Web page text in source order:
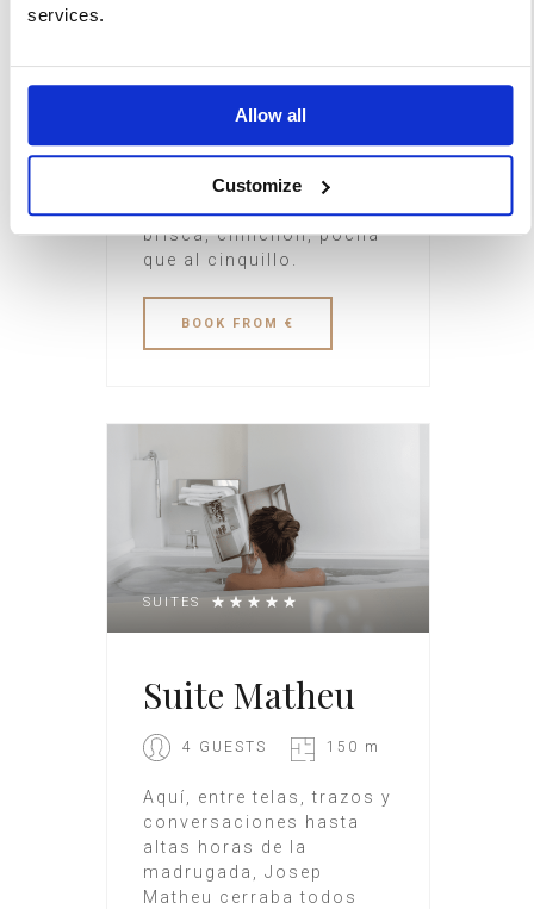
services.
Allow all
Customize
Antiguamente le llamaban
sala de cartas”. Un
espacio íntimo y familiar
donde daba igual jugar a
brisca, chinchón, pocha
que al cinquillo.
BOOK FROM €
SUITES
Suite Matheu
4 GUESTS 150 m
Aquí, entre telas, trazos y
conversaciones hasta
altas horas de la
madrugada, Josep
Matheu cerraba todos